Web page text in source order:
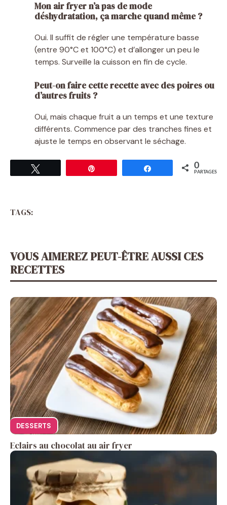
Mon air fryer n’a pas de mode
déshydratation, ça marche quand même ?
Oui. Il suffit de régler une température basse
(entre 90°C et 100°C) et d’allonger un peu le
temps. Surveille la cuisson en fin de cycle.
Peut-on faire cette recette avec des poires ou
d’autres fruits ?
Oui, mais chaque fruit a un temps et une texture
différents. Commence par des tranches fines et
ajuste le temps en observant le séchage.
Partagez 0
PARTAGES
TAGS:
VOUS AIMEREZ PEUT-ÊTRE AUSSI CES
RECETTES
DESSERTS
Eclairs au chocolat au air fryer